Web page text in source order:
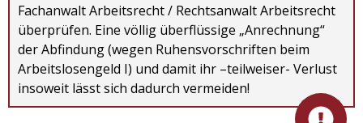
Fachanwalt Arbeitsrecht / Rechtsanwalt Arbeitsrecht
überprüfen. Eine völlig überflüssige „Anrechnung“
der Abfindung (wegen Ruhensvorschriften beim
Arbeitslosengeld I) und damit ihr –teilweiser- Verlust
insoweit lässt sich dadurch vermeiden!